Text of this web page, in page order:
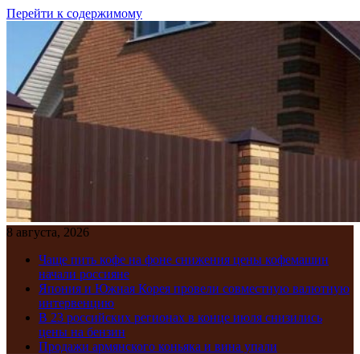
Перейти к содержимому
8 августа, 2026
Чаще пить кофе на фоне снижения цены кофемашин
начали россияне
Япония и Южная Корея провели совместную валютную
интервенцию
В 23 российских регионах в конце июля снизились
цены на бензин
Продажи армянского коньяка и вина упали